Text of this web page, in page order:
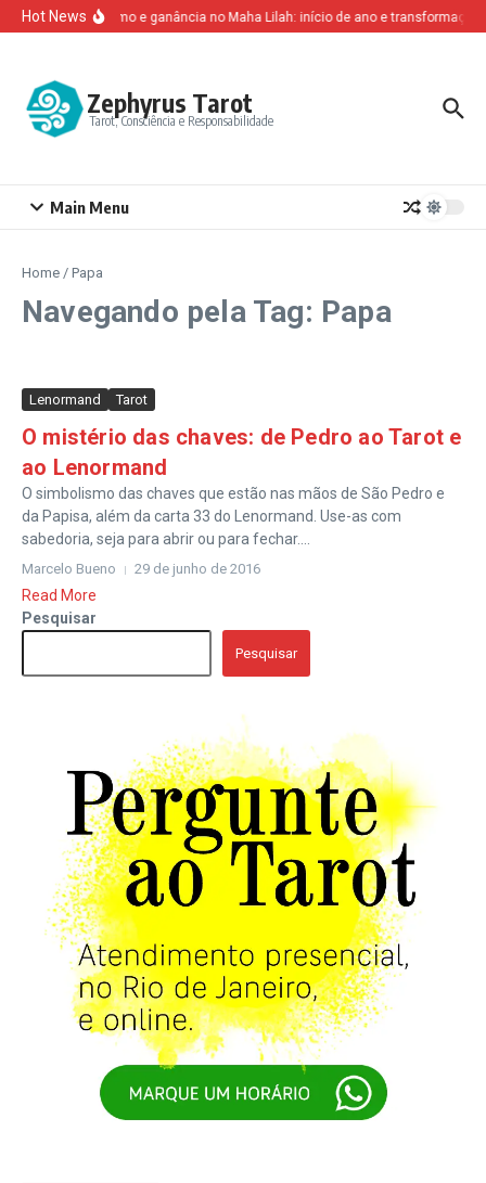
Ir para o conteúdo
Hot NewsAltruísmo e ganância no Maha Lilah: início de ano e transformação
Zephyrus Tarot
Tarot, Consciência e Responsabilidade
Main Menu
Home / Papa
Navegando pela Tag: Papa
Lenormand Tarot
O mistério das chaves: de Pedro ao Tarot e
ao Lenormand
O simbolismo das chaves que estão nas mãos de São Pedro e
da Papisa, além da carta 33 do Lenormand. Use-as com
sabedoria, seja para abrir ou para fechar....
Marcelo Bueno 29 de junho de 2016
Read More
Pesquisar
Pesquisar